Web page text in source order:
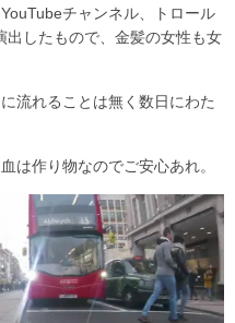
チャンネル、トロール
出したもので、金髪の女性も女
流れることは無く数日にわた
は作り物なのでご安心あれ。